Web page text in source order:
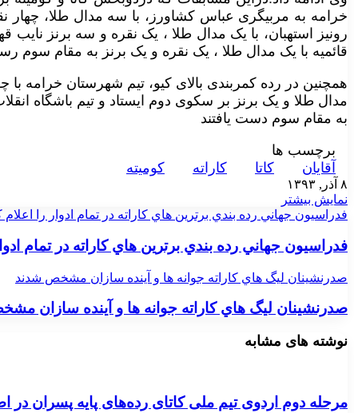
خرامه به مربیگری عباس کشاورز، با سه مدال طلا،
رونیز استهبان، با یک مدال طلا ، یک نقره و سه برنز
قائمیه با یک مدال طلا ، یک نقره و یک برنز به مقام سوم
همچنین در رده کمربندی بالای کیو، تیم شهرستان خرامه
مدال طلا و یک برنز بر سکوی دوم ایستاد و تیم باشگاه
به مقام سوم دست یافتند
برچسب ها
آقايان
کاتا کاراته کوميته
۸ آذر, ۱۳۹۳
نمایش بیشتر
فدراسيون جهاني رده بندي برترين هاي كاراته در تمام ادوار را اعلام
فدراسيون جهاني رده بندي برترين هاي كاراته در تمام
صدرنشينان ليگ هاي كاراته جوانه ها و آينده سازان مشخص شدند
صدرنشينان ليگ هاي كاراته جوانه ها و آينده سازان
نوشته های مشابه
مرحله دوم اردوی تیم ملی کاتای رده‌های پایه پسران در